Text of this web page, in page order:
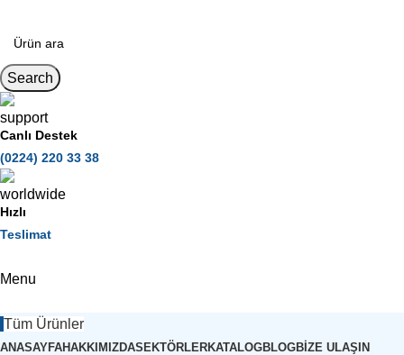
Search
Canlı Destek
(0224) 220 33 38
Hızlı
Teslimat
Menu
Tüm Ürünler
ANASAYFAHAKKIMIZDASEKTÖRLERKATALOGBLOGBIZE ULAŞIN